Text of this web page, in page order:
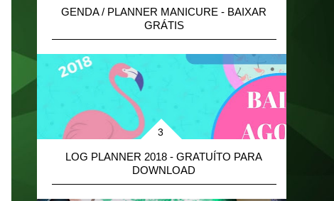
GENDA / PLANNER MANICURE - BAIXAR
GRÁTIS
LOG PLANNER 2018 - GRATUÍTO PARA
DOWNLOAD